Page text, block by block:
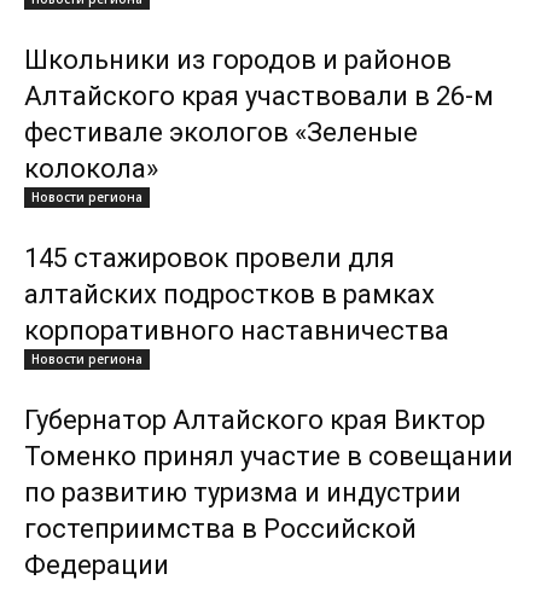
Школьники из городов и районов
Алтайского края участвовали в 26-м
фестивале экологов «Зеленые
колокола»
Новости региона
145 стажировок провели для
алтайских подростков в рамках
корпоративного наставничества
Новости региона
Губернатор Алтайского края Виктор
Томенко принял участие в совещании
по развитию туризма и индустрии
гостеприимства в Российской
Федерации